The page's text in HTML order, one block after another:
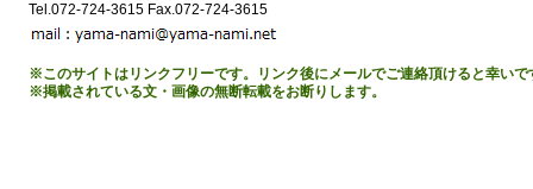
Tel.072-724-3615 Fax.072-724-3615
※このサイトはリンクフリーです。リンク後にメールでご連絡頂けると幸いで
※掲載されている文・画像の無断転載をお断りします。